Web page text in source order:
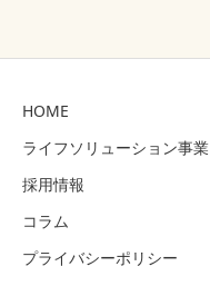
HOME
ライフソリューション事業
採用情報
コラム
プライバシーポリシー